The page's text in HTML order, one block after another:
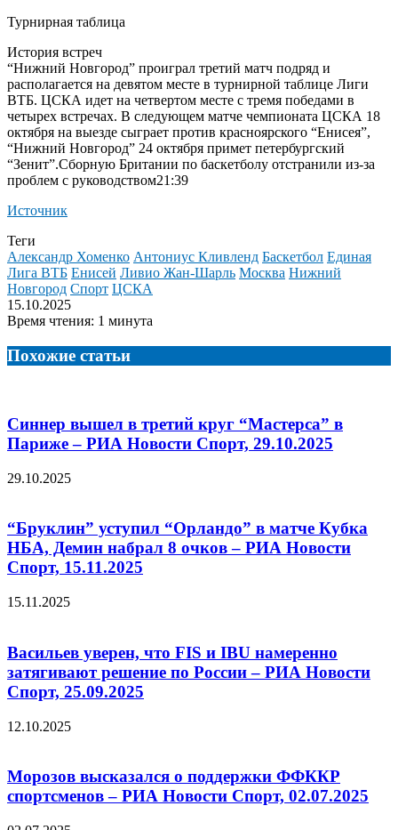
Турнирная таблица
История встреч
“Нижний Новгород” проиграл третий матч подряд и
располагается на девятом месте в турнирной таблице Лиги
ВТБ. ЦСКА идет на четвертом месте с тремя победами в
четырех встречах. В следующем матче чемпионата ЦСКА 18
октября на выезде сыграет против красноярского “Енисея”,
“Нижний Новгород” 24 октября примет петербургский
“Зенит”.Сборную Британии по баскетболу отстранили из-за
проблем с руководством21:39
Источник
Теги
Александр Хоменко Антониус Кливленд Баскетбол Единая
Лига ВТБ Енисей Ливио Жан-Шарль Москва Нижний
Новгород Спорт ЦСКА
15.10.2025
Время чтения: 1 минута
Похожие статьи
Синнер вышел в третий круг “Мастерса” в
Париже – РИА Новости Спорт, 29.10.2025
29.10.2025
“Бруклин” уступил “Орландо” в матче Кубка
НБА, Демин набрал 8 очков – РИА Новости
Спорт, 15.11.2025
15.11.2025
Васильев уверен, что FIS и IBU намеренно
затягивают решение по России – РИА Новости
Спорт, 25.09.2025
12.10.2025
Морозов высказался о поддержки ФФККР
спортсменов – РИА Новости Спорт, 02.07.2025